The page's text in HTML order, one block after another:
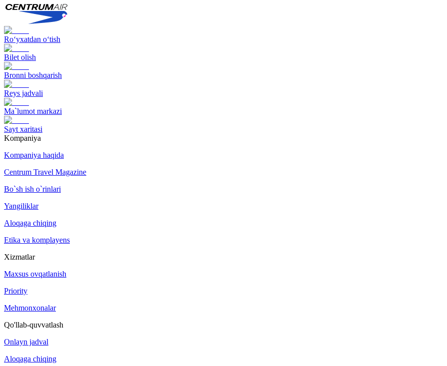
Ro‘yxatdan o‘tish
Bilet olish
Bronni boshqarish
Reys jadvali
Ma`lumot markazi
Sayt xaritasi
Kompaniya
Kompaniya haqida
Centrum Travel Magazine
Bo`sh ish o`rinlari
Yangiliklar
Aloqaga chiqing
Etika va komplayens
Xizmatlar
Maxsus ovqatlanish
Priority
Mehmonxonalar
Qo'llab-quvvatlash
Onlayn jadval
Aloqaga chiqing